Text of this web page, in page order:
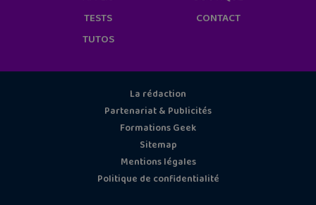
TESTS
TUTOS
CONTACT
La rédaction
Partenariat & Publicités
Formations Geek
Sitemap
Mentions légales
Politique de confidentialité